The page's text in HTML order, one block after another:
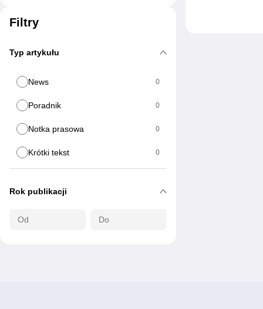
Filtry
Typ artykułu
News 0
Poradnik 0
Notka prasowa 0
Krótki tekst 0
Rok publikacji